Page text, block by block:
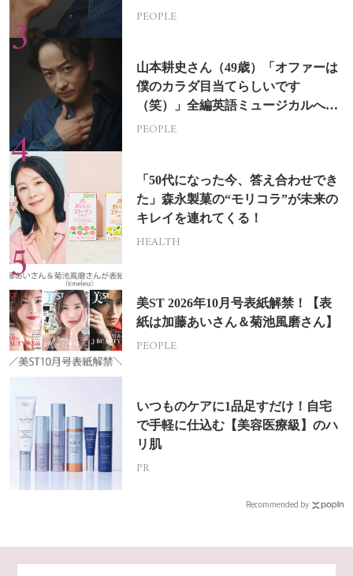
PEOPLE
山本耕史さん（49歳）「オファーは
僕のカラダ目当てらしいです
（笑）」全編英語ミュージカルへの
挑戦
PEOPLE
「50代になった今、答え合わせでき
た」森永製菓の“モリコラ”が未来の
キレイを連れてくる！
HEALTH
美ST 2026年10月号表紙解禁！【表
紙は加藤あいさん＆菊池風磨さん】
PEOPLE
いつものケアに1品足すだけ！自宅
で手軽に仕込む【美容医療級】のハ
リ肌
PR
Recommended by